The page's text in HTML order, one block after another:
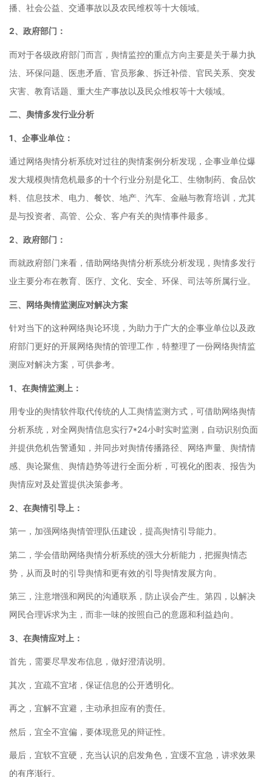
播、社会公益、交通事故以及农民维权等十大领域。
2、政府部门：
而对于各级政府部门而言，舆情监控的重点方向主要是关于暴力执
法、环保问题、医患矛盾、官员形象、拆迁补偿、官民关系、突发
灾害、教育话题、重大生产事故以及民众维权等十大领域。
二、舆情多发行业分析
1、企事业单位：
通过网络舆情分析系统对过往的舆情案例分析发现，企事业单位爆
发大规模舆情危机最多的十个行业分别是化工、生物制药、食品饮
料、信息技术、电力、餐饮、地产、汽车、金融与教育培训，尤其
是与投资者、高管、公众、客户有关的舆情事件最多。
2、政府部门：
而就政府部门来看，借助网络舆情分析系统分析发现，舆情多发行
业主要分布在教育、医疗、文化、安全、环保、司法等所属行业。
三、网络舆情监测应对解决方案
针对当下的这种网络舆论环境，为助力于广大的企事业单位以及政
府部门更好的开展网络舆情的管理工作，特整理了一份网络舆情监
测应对解决方案，可供参考。
1、在舆情监测上：
用专业的舆情软件取代传统的人工舆情监测方式，可借助网络舆情
分析系统，对全网舆情信息实行7*24小时实时监测，自动识别负面
并提供危机告警通知，并同步对舆情传播路径、网络声量、舆情情
感、舆论聚焦、舆情趋势等进行全面分析，可视化的图表、报告为
舆情应对及处置提供决策参考。
2、在舆情引导上：
第一，加强网络舆情管理队伍建设，提高舆情引导能力。
第二，学会借助网络舆情分析系统的强大分析能力，把握舆情态
势，从而及时的引导舆情和更有效的引导舆情发展方向。
第三，注意增强和网民的沟通联系，防止误会产生。第四，以解决
网民合理诉求为主，而非一味的按照自己的意愿和利益趋向。
3、在舆情应对上：
首先，需要尽早发布信息，做好澄清说明。
其次，宜疏不宜堵，保证信息的公开透明化。
再之，宜解不宜避，主动承担应有的责任。
然后，宜全不宜偏，要体现意见的辩证性。
最后，宜软不宜硬，充当认识的启发角色，宜缓不宜急，讲求效果
的有序渐行。